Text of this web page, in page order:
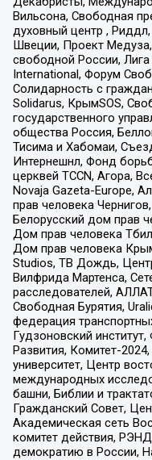
Вильсона, Свободная
духовный центр ,
Швеции, Проект
свободной России,
International, Форум
Солидарность с
Solidarus, КрымSOS,
государственного
общества Россия,
Тисима и Хабомаи,
Интернешнл, Фонд
церквей TCCN, Агора,
Novaja Gazeta-Europe,
прав человека
Белорусский дом прав
Дом прав человека
Дом прав человека
Studios, ТВ Дождь,
Вилфрида Мартенса,
расследователей,
Свободная Бурятия,
федерация
Гудзоновский
Развития, Комитет-
университет, Центр
международных
башни, Библии и
Гражданский Совет,
Академическая сеть
комитет действия,
демократию в России,